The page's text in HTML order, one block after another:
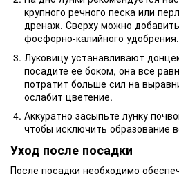
крупного речного песка или
дренаж. Сверху можно
фосфорно-калийного удобрения.
Луковицу устанавливают
посадите ее боком, она все
потратит больше сил на
ослабит цветение.
Аккуратно засыпьте лунку
чтобы исключить образование
Уход после посадки
После посадки необходимо